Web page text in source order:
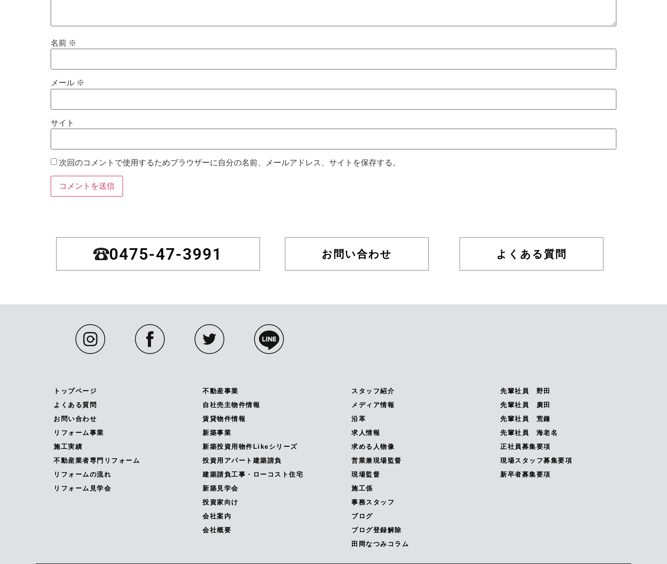
名前 ※
メール ※
サイト
次回のコメントで使用するためブラウザーに自分の名前、メールアドレス、サイトを保存する。
0475-47-3991 お問い合わせ よくある質問
トップページ
よくある質問
お問い合わせ
リフォーム事業
施工実績
不動産業者専門リフォーム
リフォームの流れ
リフォーム見学会
不動産事業
自社売主物件情報
賃貸物件情報
新築事業
新築投資用物件Likeシリーズ
投資用アパート建築請負
建築請負工事・ローコスト住宅
新築見学会
投資家向け
会社案内
会社概要
スタッフ紹介
メディア情報
沿革
求人情報
求める人物像
営業兼現場監督
現場監督
施工係
事務スタッフ
ブログ
ブログ登録解除
田岡なつみコラム
先輩社員 野田
先輩社員 廣田
先輩社員 荒鎌
先輩社員 海老名
正社員募集要項
現場スタッフ募集要項
新卒者募集要項